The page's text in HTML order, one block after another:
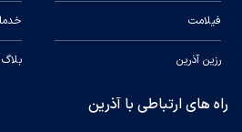
یکی از بهترین و ارزانترین
فیلامت
رزین آذرین
راه های ارتباطی با آذرین